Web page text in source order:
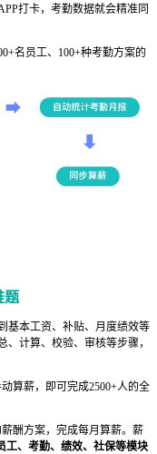
打卡，考勤数据就会精准同
名员工、100+种考勤方案的
题
基本工资、补贴、月度绩效等
计算、校验、审核等步骤，
算薪，即可完成2500+人的全
酬方案，完成每月算薪。薪
工、考勤、绩效、社保等模块